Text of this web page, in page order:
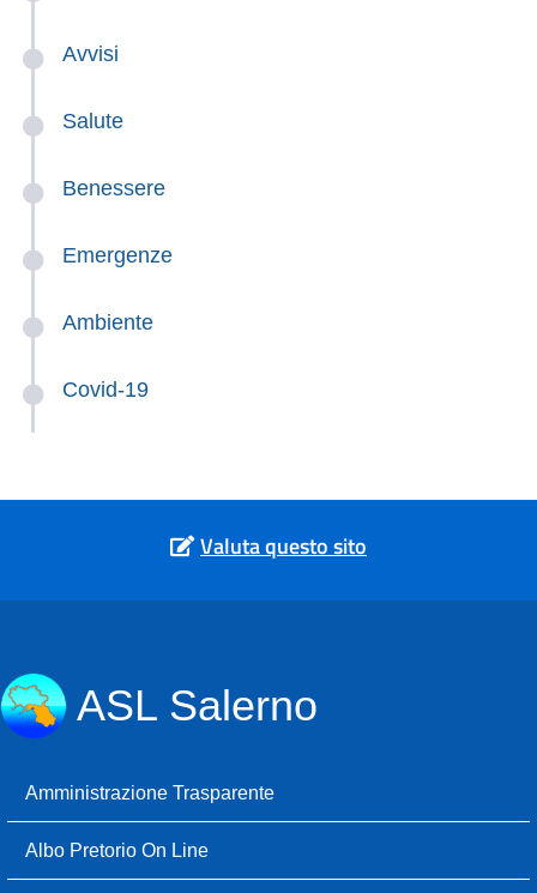
Avvisi
Salute
Benessere
Emergenze
Ambiente
Covid-19
Valuta questo sito
ASL Salerno
Amministrazione Trasparente
Albo Pretorio On Line